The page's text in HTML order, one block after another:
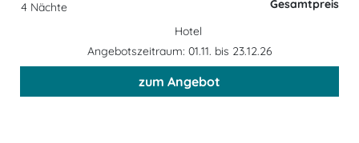
4 Nächte
Gesamtpreis
Hotel
Angebotszeitraum: 01.11. bis 23.12.26
zum Angebot